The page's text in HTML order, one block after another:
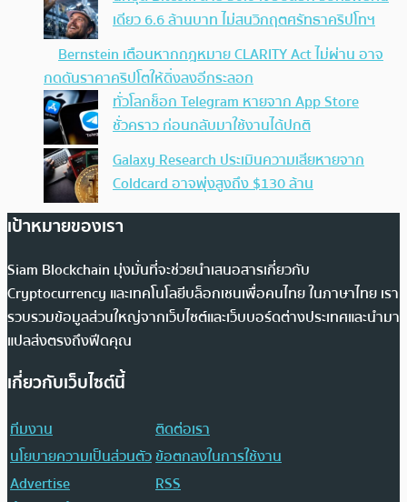
นักขุด Bitcoin สาย Solo เจอบล็อก รับทรัพย์คน
เดียว 6.6 ล้านบาท ไม่สนวิกฤตศรัทธาคริปโทฯ
Bernstein เตือนหากกฎหมาย CLARITY Act ไม่ผ่าน อาจ
กดดันราคาคริปโตให้ดิ่งลงอีกระลอก
ทั่วโลกช็อก Telegram หายจาก App Store
ชั่วคราว ก่อนกลับมาใช้งานได้ปกติ
Galaxy Research ประเมินความเสียหายจาก
Coldcard อาจพุ่งสูงถึง $130 ล้าน
เป้าหมายของเรา
Siam Blockchain มุ่งมั่นที่จะช่วยนำเสนอสารเกี่ยวกับ
Cryptocurrency และเทคโนโลยีบล็อกเชนเพื่อคนไทย ในภาษาไทย เรา
รวบรวมข้อมูลส่วนใหญ่จากเว็บไซต์และเว็บบอร์ดต่างประเทศและนำมา
แปลส่งตรงถึงฟีดคุณ
เกี่ยวกับเว็บไซต์นี้
ทีมงาน
ติดต่อเรา
นโยบายความเป็นส่วนตัว
ข้อตกลงในการใช้งาน